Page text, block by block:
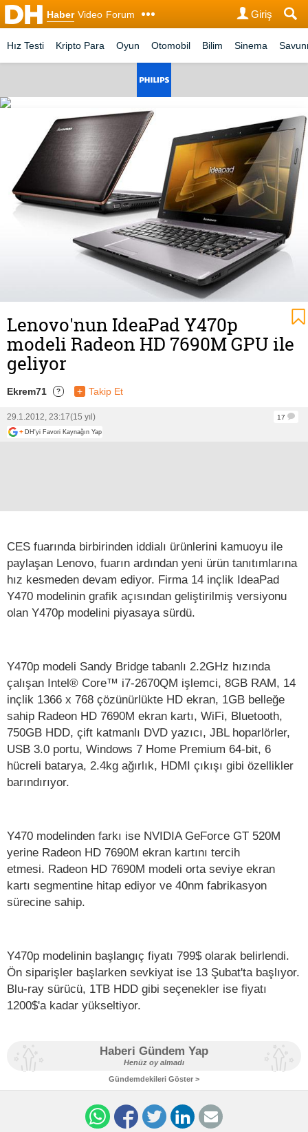
Haber Video Forum Giriş
Hız Testi Kripto Para Oyun Otomobil Bilim Sinema
Lenovo'nun IdeaPad Y470p
modeli Radeon HD 7690M GPU ile
geliyor
Ekrem71 ? + Takip Et
29.1.2012, 23:17(15 yıl)
17
+ DH'yi Favori Kaynağın Yap
CES fuarında birbirinden iddialı ürünlerini kamuoyu ile
paylaşan Lenovo, fuarın ardından yeni ürün tanıtımlarına
hız kesmeden devam ediyor. Firma 14 inçlik IdeaPad
Y470 modelinin grafik açısından geliştirilmiş versiyonu
olan Y470p modelini piyasaya sürdü.
Y470p modeli Sandy Bridge tabanlı 2.2GHz hızında
çalışan Intel® Core™ i7-2670QM işlemci, 8GB RAM, 14
inçlik 1366 x 768 çözünürlükte HD ekran, 1GB belleğe
sahip Radeon HD 7690M ekran kartı, WiFi, Bluetooth,
750GB HDD, çift katmanlı DVD yazıcı, JBL hoparlörler,
USB 3.0 portu, Windows 7 Home Premium 64-bit, 6
hücreli batarya, 2.4kg ağırlık, HDMI çıkışı gibi özellikler
barındırıyor.
Y470 modelinden farkı ise NVIDIA GeForce GT 520M
yerine Radeon HD 7690M ekran kartını tercih
etmesi. Radeon HD 7690M modeli orta seviye ekran
kartı segmentine hitap ediyor ve 40nm fabrikasyon
sürecine sahip.
Y470p modelinin başlangıç fiyatı 799$ olarak belirlendi.
Ön siparişler başlarken sevkiyat ise 13 Şubat'ta başlıyor.
Blu-ray sürücü, 1TB HDD gibi seçenekler ise fiyatı
1200$'a kadar yükseltiyor.
Haberi Gündem Yap
Henüz oy almadı
Gündemdekileri Göster >